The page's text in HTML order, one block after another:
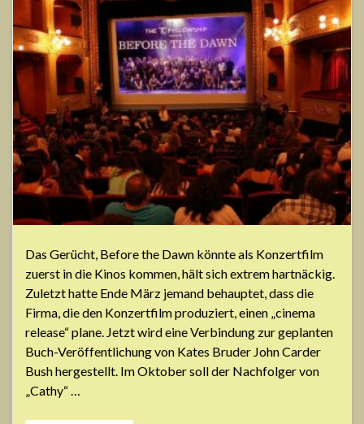
Das Gerücht, Before the Dawn könnte als Konzertfilm
zuerst in die Kinos kommen, hält sich extrem hartnäckig.
Zuletzt hatte Ende März jemand behauptet, dass die
Firma, die den Konzertfilm produziert, einen „cinema
release“ plane. Jetzt wird eine Verbindung zur geplanten
Buch-Veröffentlichung von Kates Bruder John Carder
Bush hergestellt. Im Oktober soll der Nachfolger von
„Cathy“ …